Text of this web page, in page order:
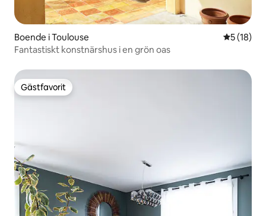
Boende i Toulouse 5 av 5 i
5 (18)
Fantastiskt konstnärshus i en grön oas
Gästfavorit
Gästfavorit